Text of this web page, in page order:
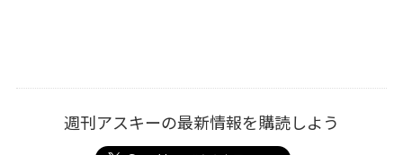
週刊アスキーの最新情報を購読しよう